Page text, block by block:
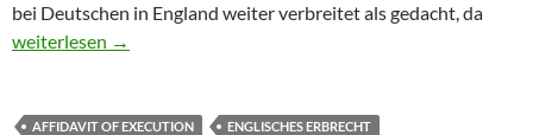
bei Deutschen in England weiter verbreitet als gedacht, da
Englisches Erbrecht – Englisches Testament nicht in
weiterlesen →
AFFIDAVIT OF EXECUTION
ENGLISCHES ERBRECHT